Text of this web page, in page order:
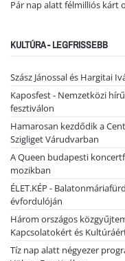
Pár nap alatt félmilliós kárt
KULTÚRA - LEGFRISSEBB
Szász Jánossal és Hargitai
Kaposfest - Nemzetközi
fesztiválon
Hamarosan kezdődik a
Szigliget Várudvarban
A Queen budapesti
mozikban
ÉLET.KÉP -
évfordulóján
Három országos
Kapcsolatokért és
Tíz nap alatt négyezer